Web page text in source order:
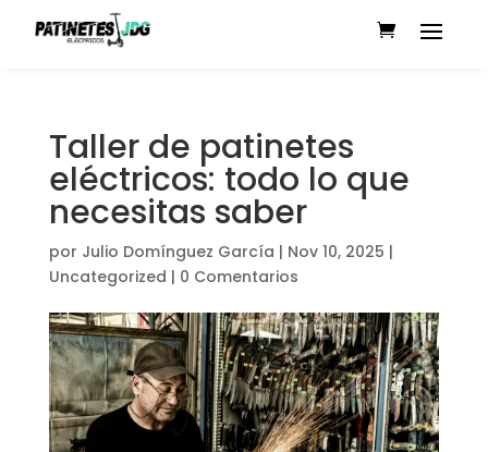
Taller de patinetes
eléctricos: todo lo que
necesitas saber
por Julio Domínguez García | Nov 10, 2025 |
Uncategorized | 0 Comentarios